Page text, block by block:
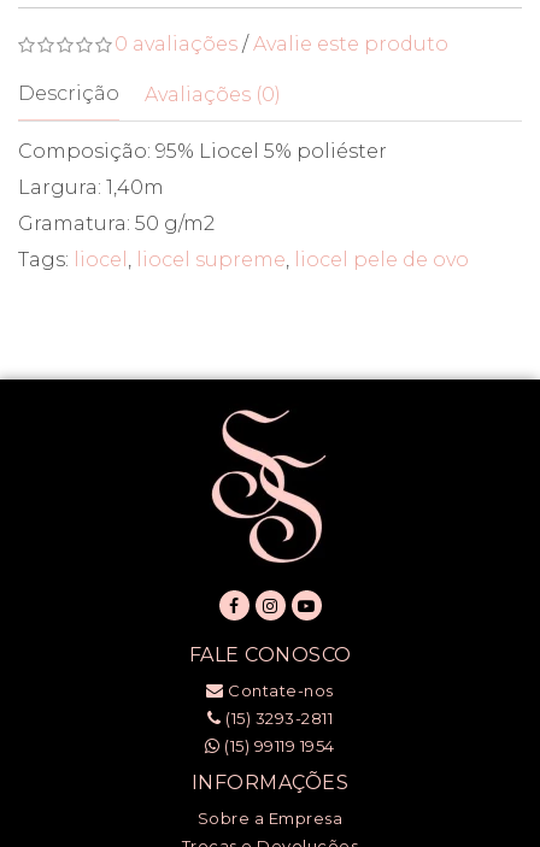
0 avaliações /Avalie este produto
Descrição Avaliações (0)
Composição: 95% Liocel 5% poliéster
Largura: 1,40m
Gramatura: 50 g/m2
Tags: liocel , liocel supreme, liocel pele de ovo
FALE CONOSCO
Contate-nos
(15) 3293-2811
(15) 99119 1954
INFORMAÇÕES
Sobre a Empresa